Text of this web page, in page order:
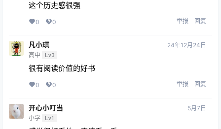
这个历史感很强
0 0 举报 回复
凡小琪
高中 Lv3
24年12月24日
很有阅读价值的好书
0 0 举报 回复
开心小叮当
小学 Lv1
5月7日